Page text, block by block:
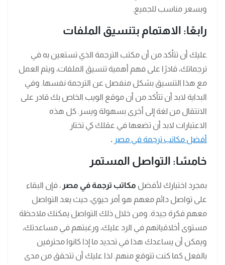
وبسعر مناسب للجميع.
رابعًا: الاهتمام بتنسيق الملفات
عليك أن تتأكد من أن مكتب الترجمة الذي تستعين به في
ترجماتك، قادرًا على فهم أهمية تنسيق الملفات، ويتم العمل
مع هذا التنسيق بشكل منفصل عن الترجمة نفسها. وفي
البداية لابد أن تتأكد من أن موقع الويب الخاص بك قادر على
الانتقال من لغة إلى أخرى بسهولة ويسر. كل هذه
الاعتبارات لابد أن تضعها في عقلك كي تختار
أفضل مكاتب ترجمة في مصر .
خامسًا: التواصل المستمر
بمجرد اختيارك لأفضل مكاتب ترجمة في مصر ، فإن البقاء
على تواصل دائم معهم هو أمر حيوي، حيث يعد التواصل
معهم فكرة جيدة. ومن خلال ذلك التواصل يمكنك ملاحظة
مستوى أخلاقياتهم في الرد عليك، ورغبتهم في مساعدتك،
ويمكن أن يساعدك هذا في تحديد ما إذا كانوا محترفين
بالفعل كما كنت تتوقع منهم. لذا عليك أن تتحقق من مدى